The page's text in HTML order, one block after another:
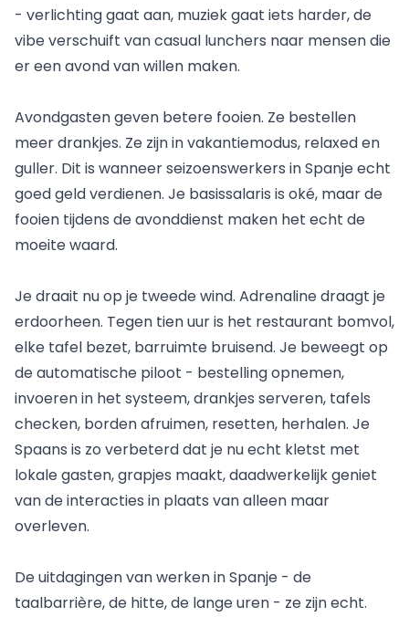
- verlichting gaat aan, muziek gaat iets harder, de
vibe verschuift van casual lunchers naar mensen die
er een avond van willen maken.
Avondgasten geven betere fooien. Ze bestellen
meer drankjes. Ze zijn in vakantiemodus, relaxed en
guller. Dit is wanneer seizoenswerkers in Spanje echt
goed geld verdienen. Je basissalaris is oké, maar de
fooien tijdens de avonddienst maken het echt de
moeite waard.
Je draait nu op je tweede wind. Adrenaline draagt je
erdoorheen. Tegen tien uur is het restaurant bomvol,
elke tafel bezet, barruimte bruisend. Je beweegt op
de automatische piloot - bestelling opnemen,
invoeren in het systeem, drankjes serveren, tafels
checken, borden afruimen, resetten, herhalen. Je
Spaans is zo verbeterd dat je nu echt kletst met
lokale gasten, grapjes maakt, daadwerkelijk geniet
van de interacties in plaats van alleen maar
overleven.
De uitdagingen van werken in Spanje - de
taalbarrière, de hitte, de lange uren - ze zijn echt.